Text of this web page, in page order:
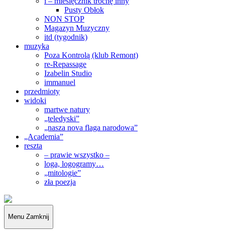
Pusty Obłok
NON STOP
Magazyn Muzyczny
itd (tygodnik)
muzyka
Poza Kontrolą (klub Remont)
re-Repassage
Izabelin Studio
immanuel
przedmioty
widoki
martwe natury
„teledyski”
„nasza nova flaga narodowa”
„Academia”
reszta
– prawie wszystko –
loga, logogramy…
„mitologie”
zła poezja
„Obywatele…”
Menu Zamknij